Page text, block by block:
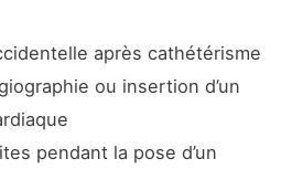
après cathétérisme
ou insertion d’un
pendant la pose d’un